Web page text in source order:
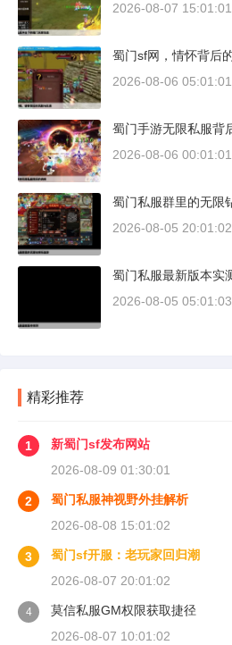
2026-08-07 15:01:01
蜀门sf网，情怀背后
2026-08-06 05:01:01
蜀门手游无限私服背
2026-08-06 00:01:01
蜀门私服群里的无限
2026-08-05 20:01:02
蜀门私服最新版本实
2026-08-05 05:01:03
精彩推荐
1
新蜀门sf发布网站
2026-08-09 01:30:01
2
蜀门私服神视野外挂解析
2026-08-08 15:01:02
3
蜀门sf开服：老玩家回归潮
2026-08-07 20:01:02
4
莫信私服GM权限获取捷径
2026-08-07 10:01:02